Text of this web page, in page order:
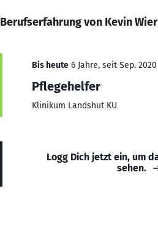
Berufserfahrung von Kevin
Bis heute 6 Jahre, seit Sep. 2020
Pflegehelfer
Klinikum Landshut KU
Logg Dich jetzt ein, um
sehen.